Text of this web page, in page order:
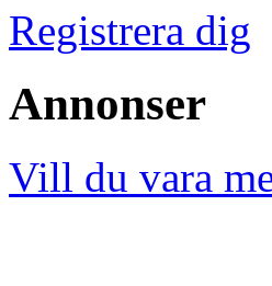
Registrera dig
Annonser
Vill du vara